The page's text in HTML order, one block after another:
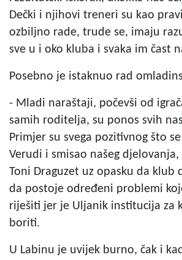
Dečki i njihovi treneri su kao
ozbiljno rade, trude se, imaju
sve u i oko kluba i svaka im čast
Posebno je istaknuo rad
- Mladi naraštaji, počevši od
samih roditelja, su ponos svih
Primjer su svega pozitivnog što
Verudi i smisao našeg
Toni Draguzet uz opasku da klub
da postoje određeni problemi
riješiti jer je Uljanik institucija za
boriti.
U Labinu je uvijek burno, čak i